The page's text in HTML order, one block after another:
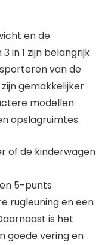
en de
in 1 zijn belangrijk
van de
gemakkelijker
modellen
opslagruimtes.
of de kinderwagen
5-punts
rugleuning en een
is het
goede vering en